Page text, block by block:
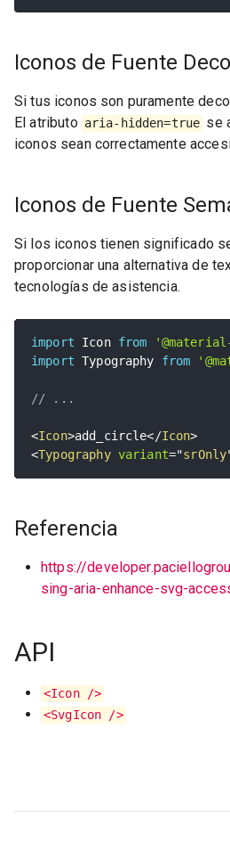
Iconos de Fuente
Si tus iconos son puramente
El atributo aria-hidden=true se
iconos sean correctamente
Iconos de Fuente
Si los iconos tienen significado
proporcionar una alternativa de
tecnologías de asistencia.
import Icon from
import Typography from
// ...
<Icon>add_circle</Icon>
<Typography variant="srOnly
Referencia
https://
sing-aria-enhance-svg-
API
<Icon />
<SvgIcon />